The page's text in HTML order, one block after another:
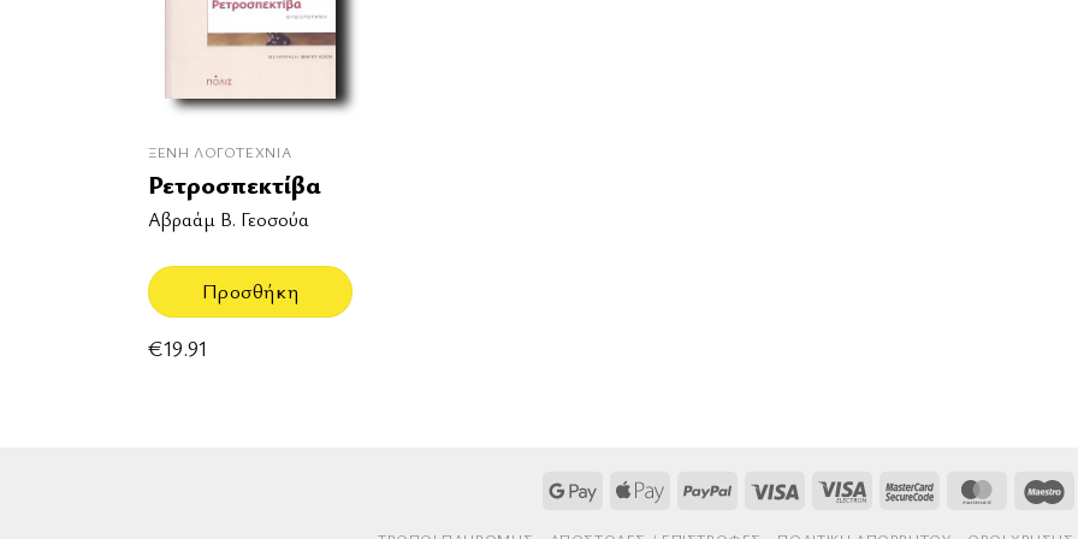
ΞΈΝΗ ΛΟΓΟΤΕΧΝΊΑ
Ρετροσπεκτίβα
Αβραάμ Β. Γεοσούα
Προσθήκη
€19.91
Google Apple
PayPal Visa
Visa
MasterCard